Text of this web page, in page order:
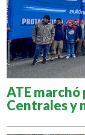
ATE marchó
Centrales y